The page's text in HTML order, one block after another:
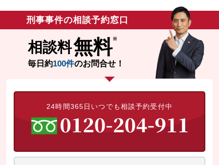
刑事事件の相談予約窓口
相談料無料
毎日約100件のお問合せ！
24時間365日いつでも相談予約受付中